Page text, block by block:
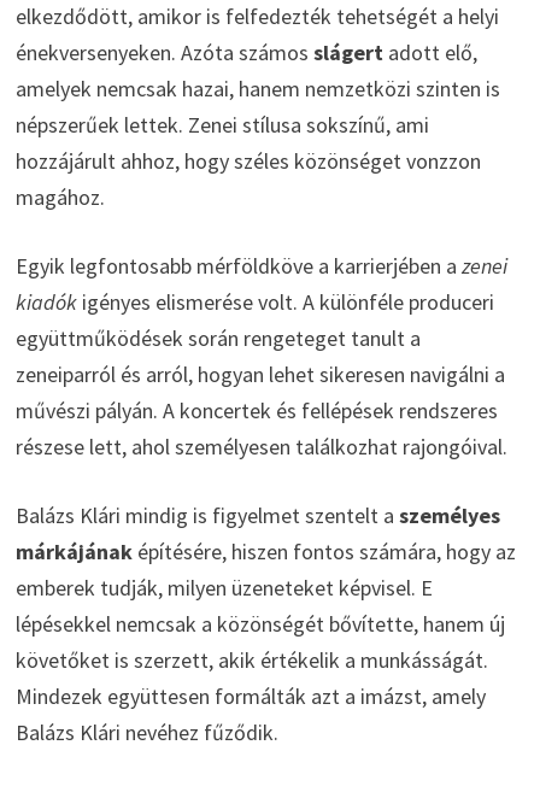
elkezdődött, amikor is felfedezték tehetségét a helyi
énekversenyeken. Azóta számos slágertadott elő,
amelyek nemcsak hazai, hanem nemzetközi szinten is
népszerűek lettek. Zenei stílusa sokszínű, ami
hozzájárult ahhoz, hogy széles közönséget vonzzon
magához.
Egyik legfontosabb mérföldköve a karrierjében a zenei
kiadókigényes elismerése volt. A különféle produceri
együttműködések során rengeteget tanult a
zeneiparról és arról, hogyan lehet sikeresen navigálni a
művészi pályán. A koncertek és fellépések rendszeres
részese lett, ahol személyesen találkozhat rajongóival.
Balázs Klári mindig is figyelmet szentelt a személyes
márkájánaképítésére, hiszen fontos számára, hogy az
emberek tudják, milyen üzeneteket képvisel. E
lépésekkel nemcsak a közönségét bővítette, hanem új
követőket is szerzett, akik értékelik a munkásságát.
Mindezek együttesen formálták azt a imázst, amely
Balázs Klári nevéhez fűződik.